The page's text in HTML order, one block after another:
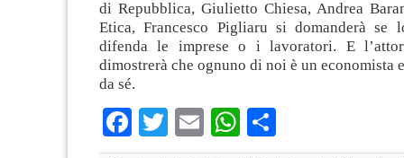
di Repubblica, Giulietto Chiesa, Andrea
Etica, Francesco Pigliaru si domanderà se
difenda le imprese o i lavoratori. E
dimostrerà che ognuno di noi è un economista
da sé.
Facebook
TwitterEmailWhatsApp